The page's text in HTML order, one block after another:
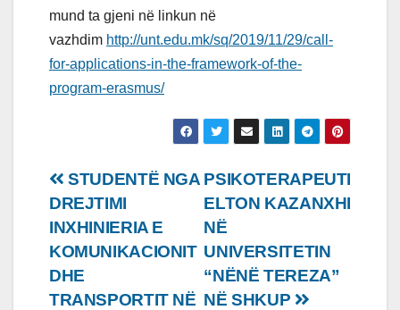
mund ta gjeni në linkun në
vazhdim http://unt.edu.mk/sq/2019/11/29/call-
for-applications-in-the-framework-of-the-
program-erasmus/
Lëvizje
te
postimet
PSIKOTERAPEUTI
ELTON KAZANXHI
NË
UNIVERSITETIN
“NËNË TEREZA”
NË SHKUP
STUDENTË NGA
DREJTIMI
INXHINIERIA E
KOMUNIKACIONIT
DHE
TRANSPORTIT NË